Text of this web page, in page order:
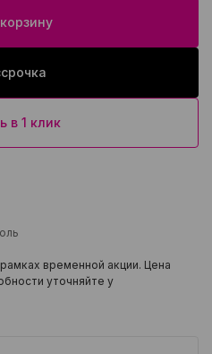
в 1 клик
временной акции. Цена
уточняйте у